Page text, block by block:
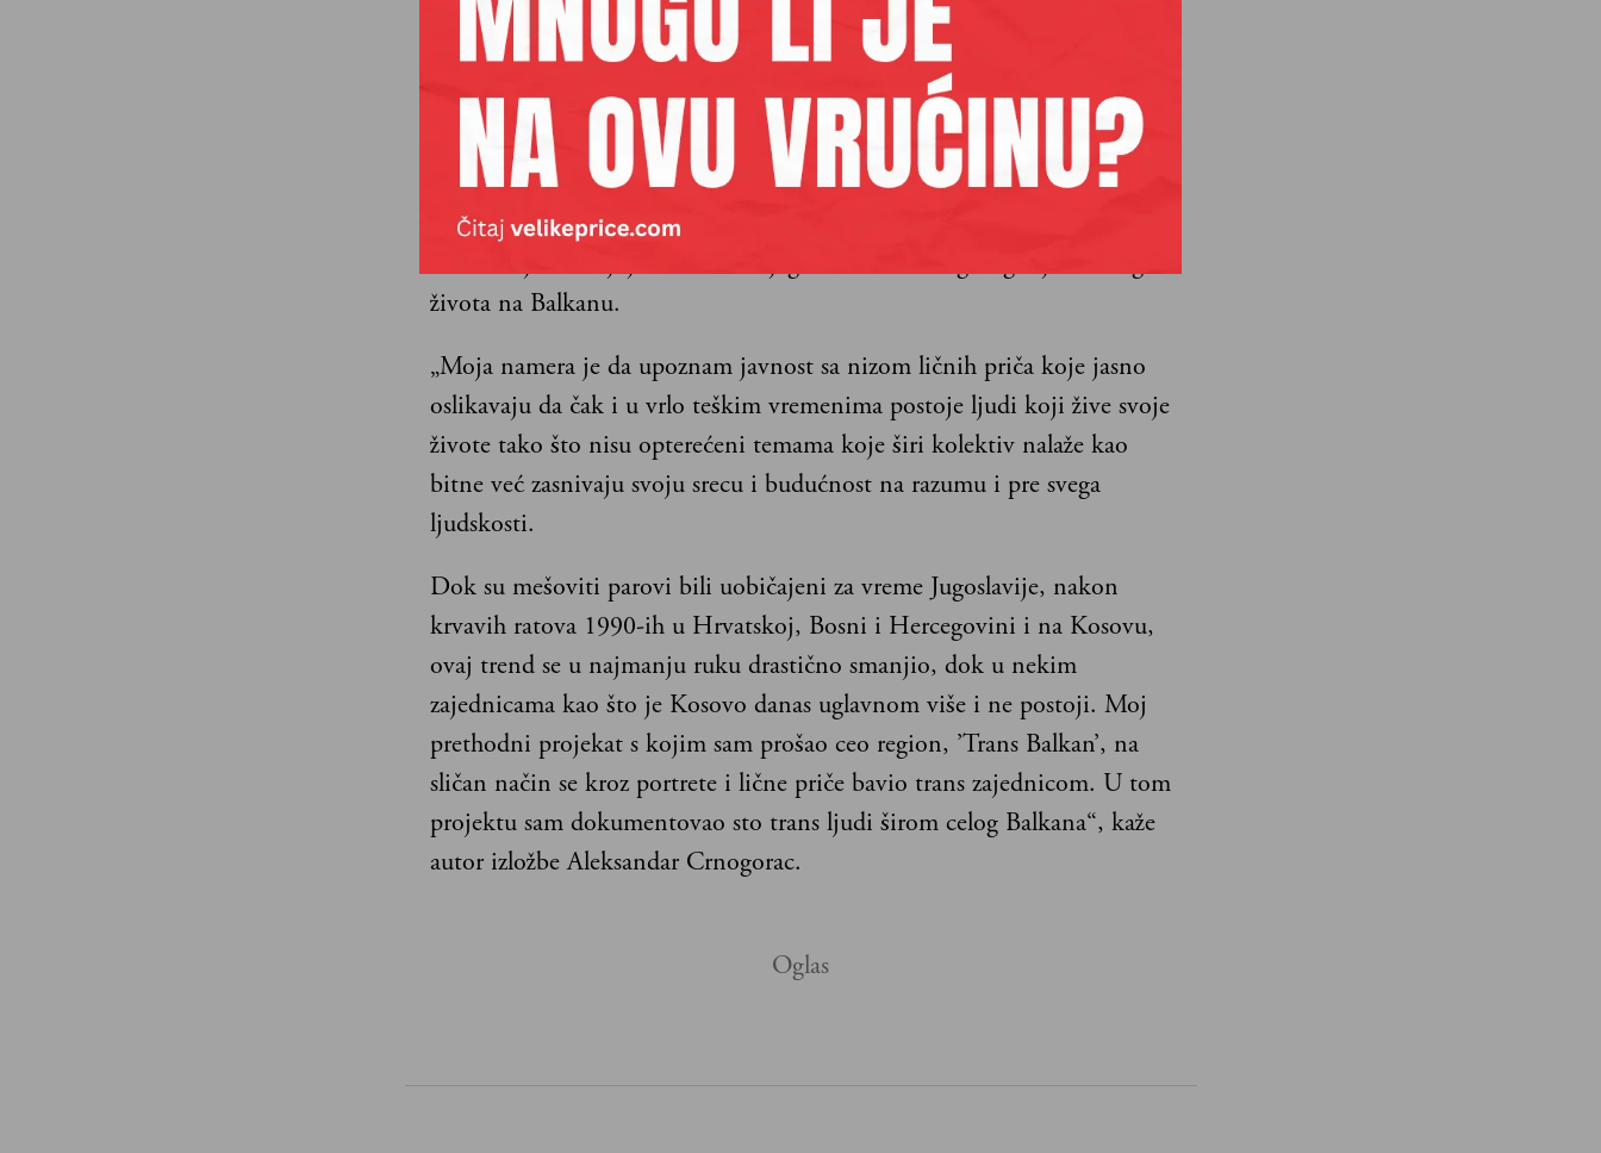
su ostali u Srebrenici, nego je njihova
ljubav svakim danom još jača
Sa Aleksandrom Crnogorcem sam se našao na nekoliko stotina metara
života na Balkanu.
„Moja namera je da upoznam javnost sa nizom ličnih priča koje jasno
oslikavaju da čak i u vrlo teškim vremenima postoje ljudi koji žive svoje
živote tako što nisu opterećeni temama koje širi kolektiv nalaže kao
bitne već zasnivaju svoju srecu i budućnost na razumu i pre svega
ljudskosti.
Dok su mešoviti parovi bili uobičajeni za vreme Jugoslavije, nakon
krvavih ratova 1990-ih u Hrvatskoj, Bosni i Hercegovini i na Kosovu,
ovaj trend se u najmanju ruku drastično smanjio, dok u nekim
zajednicama kao što je Kosovo danas uglavnom više i ne postoji. Moj
prethodni projekat s kojim sam prošao ceo region, ’Trans Balkan’, na
sličan način se kroz portrete i lične priče bavio trans zajednicom. U tom
projektu sam dokumentovao sto trans ljudi širom celog Balkana“, kaže
autor izložbe Aleksandar Crnogorac.